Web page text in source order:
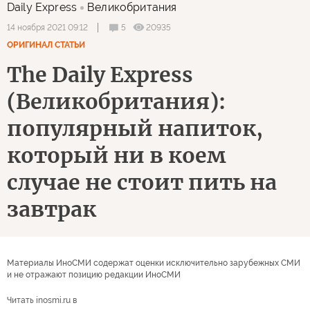
Daily Express Великобритания
14 ноября 2021 09:12 5
20935
ОРИГИНАЛ СТАТЬИ
The Daily Express
(Великобритания):
популярный напиток,
который ни в коем
случае не стоит пить на
завтрак
Материалы ИноСМИ содержат оценки исключительно зарубежных СМИ
и не отражают позицию редакции ИноСМИ
Читать inosmi.ru в